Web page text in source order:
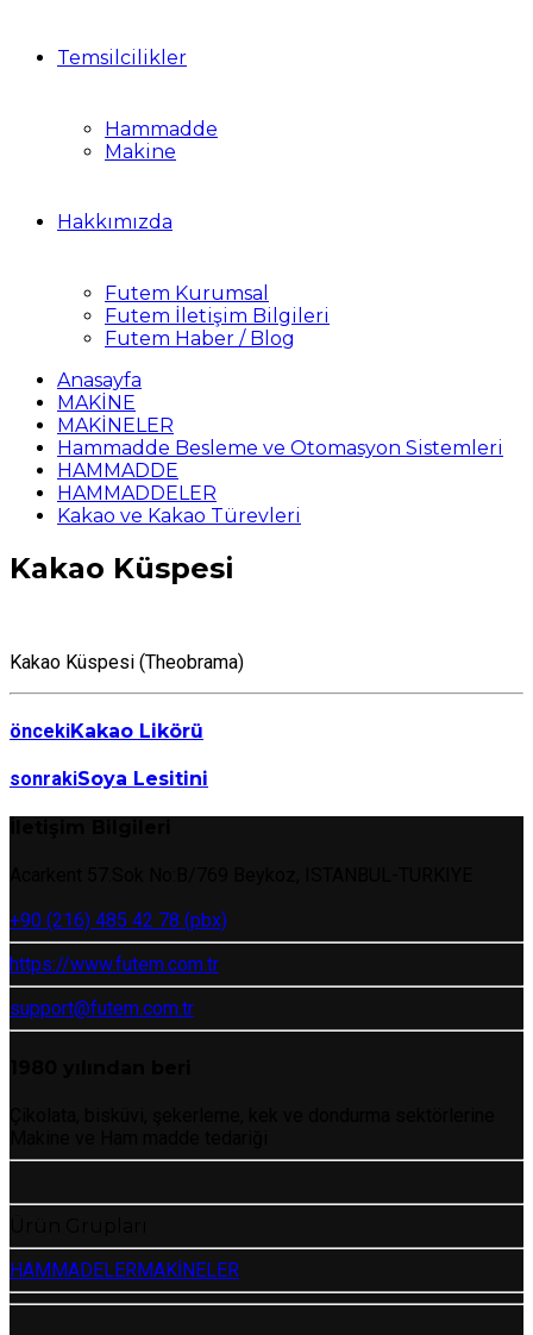
Temsilcilikler
Hammadde
Makine
Hakkımızda
Futem Kurumsal
Futem İletişim Bilgileri
Futem Haber / Blog
Anasayfa
MAKİNE
MAKİNELER
Hammadde Besleme ve Otomasyon Sistemleri
HAMMADDE
HAMMADDELER
Kakao ve Kakao Türevleri
Kakao Küspesi
Kakao Küspesi (Theobrama)
öncekiKakao Likörü
sonrakiSoya Lesitini
+90 (216) 485 42 78 (pbx)
https://www.futem.com.tr
support@futem.com.tr
HAMMADELERMAKİNELER